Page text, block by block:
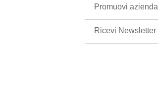
Promuovi azienda
Ricevi Newsletter